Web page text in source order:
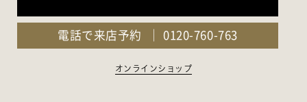
電話で来店予約 0120-760-763
オンラインショップ